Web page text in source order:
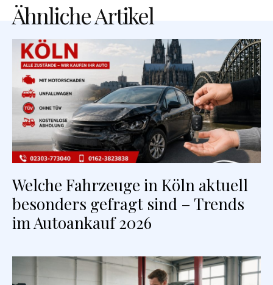
Ähnliche Artikel
Welche Fahrzeuge in Köln aktuell
besonders gefragt sind – Trends
im Autoankauf 2026